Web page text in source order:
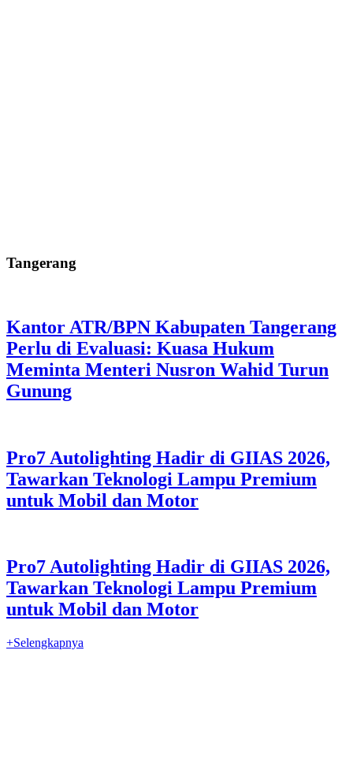
Tangerang
Kantor ATR/BPN Kabupaten Tangerang
Perlu di Evaluasi: Kuasa Hukum
Meminta Menteri Nusron Wahid Turun
Gunung
Pro7 Autolighting Hadir di GIIAS 2026,
Tawarkan Teknologi Lampu Premium
untuk Mobil dan Motor
Pro7 Autolighting Hadir di GIIAS 2026,
Tawarkan Teknologi Lampu Premium
untuk Mobil dan Motor
+Selengkapnya